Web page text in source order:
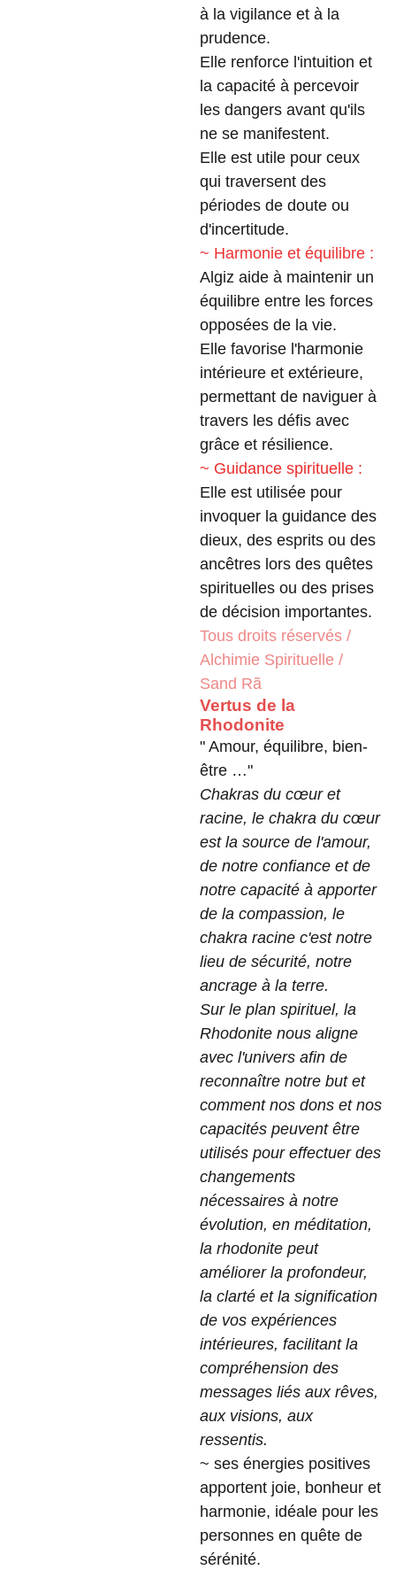
à la vigilance et à la
prudence.
Elle renforce l'intuition et
la capacité à percevoir
les dangers avant qu'ils
ne se manifestent.
Elle est utile pour ceux
qui traversent des
périodes de doute ou
d'incertitude.
~ Harmonie et équilibre :
Algiz aide à maintenir un
équilibre entre les forces
opposées de la vie.
Elle favorise l'harmonie
intérieure et extérieure,
permettant de naviguer à
travers les défis avec
grâce et résilience.
~ Guidance spirituelle :
Elle est utilisée pour
invoquer la guidance des
dieux, des esprits ou des
ancêtres lors des quêtes
spirituelles ou des prises
de décision importantes.
Tous droits réservés /
Alchimie Spirituelle /
Sand Rã
Vertus de la
Rhodonite
" Amour, équilibre, bien-
être …"
Chakras du cœur et
racine, le chakra du cœur
est la source de l'amour,
de notre confiance et de
notre capacité à apporter
de la compassion, le
chakra racine c'est notre
lieu de sécurité, notre
ancrage à la terre.
Sur le plan spirituel, la
Rhodonite nous aligne
avec l'univers afin de
reconnaître notre but et
comment nos dons et nos
capacités peuvent être
utilisés pour effectuer des
changements
nécessaires à notre
évolution, en méditation,
la rhodonite peut
améliorer la profondeur,
la clarté et la signification
de vos expériences
intérieures, facilitant la
compréhension des
messages liés aux rêves,
aux visions, aux
ressentis.
~ ses énergies positives
apportent joie, bonheur et
harmonie, idéale pour les
personnes en quête de
sérénité.